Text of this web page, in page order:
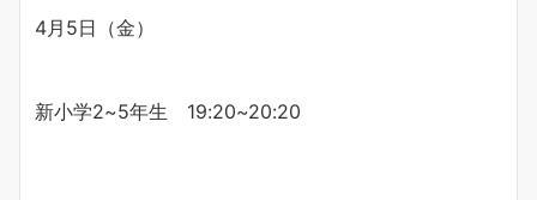
4月5日（金）
新小学2~5年生 19:20~20:20